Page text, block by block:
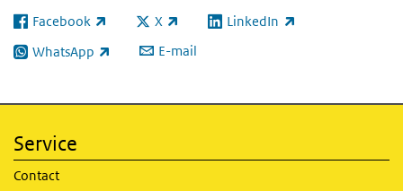
Facebook
(externe link) X
(externe link) LinkedIn
(externe link)
WhatsApp
(externe link) E-mail
Service
Contact